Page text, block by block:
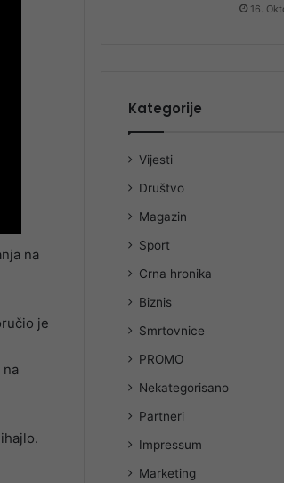
na
je
na
16.
Kategorije
Vijesti
Društvo
Magazin
Sport
Crna hronika
Biznis
Smrtovnice
PROMO
Nekategorisano
Partneri
Impressum
Marketing